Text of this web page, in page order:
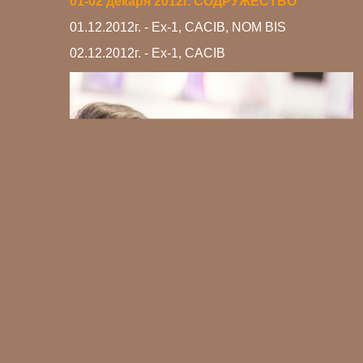
01.12.2012г. - Ex-1, CACIB, NOM BIS
02.12.2012г. - Ex-1, CACIB